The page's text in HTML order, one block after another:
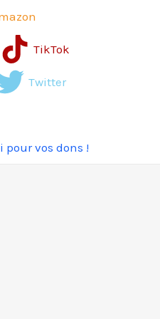
TikTok
Twitter
pour vos dons !